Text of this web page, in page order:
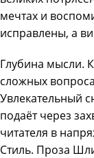
мечтах и
исправлены, а
Глубина мысли.
сложных
Увлекательный
подаёт через
читателя в
Стиль. Проза